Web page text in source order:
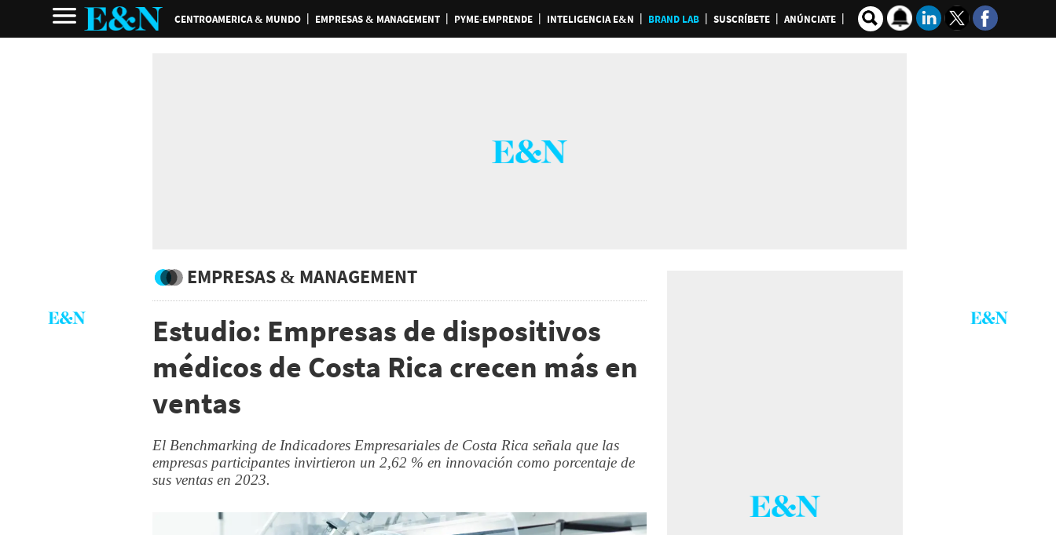
CENTROAMERICA & MUNDO EMPRESAS & MANAGEMENT PYME-EMPRENDE INTELIGENCIA E&N BRAND LAB SUSCRÍBETE ANÚNCIATE
EMPRESAS & MANAGEMENT
Estudio: Empresas de dispositivos
médicos de Costa Rica crecen más en
ventas
El Benchmarking de Indicadores Empresariales de Costa Rica señala que las
empresas participantes invirtieron un 2,62 % en innovación como porcentaje de
sus ventas en 2023.